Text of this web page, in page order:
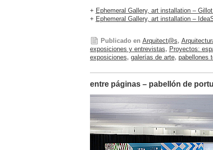
+ Ephemeral Gallery, art installation –
+ Ephemeral Gallery, art installation –
Publicado en Arquitect@s,
exposiciones y entrevistas, Proyectos:
exposiciones, galerías de arte, pabellones
entre páginas – pabellón de